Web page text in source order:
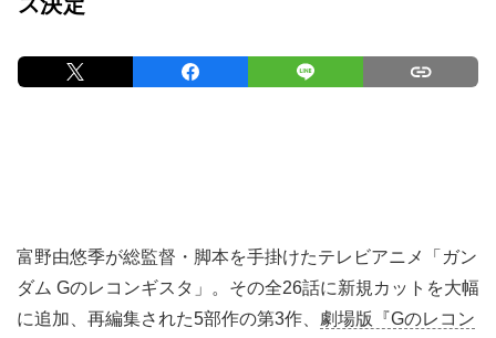
富野由悠季が総監督・脚本を手掛けたテレビアニメ「ガン
ダム Gのレコンギスタ」。その全26話に新規カットを大幅
に追加、再編集された5部作の第3作、 劇場版『Gのレコン